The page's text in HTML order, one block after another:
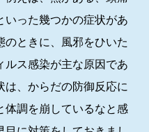
いった幾つかの症状があ
のときに、風邪をひいた
ルス感染が主な原因であ
は、からだの防御反応に
体調を崩しているなと感